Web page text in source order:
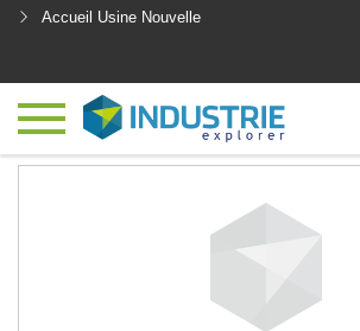
Accueil Usine Nouvelle